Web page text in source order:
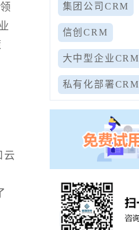
云
集团公司CRM
信创CRM
大中型企业CRM
私有化部署CRM